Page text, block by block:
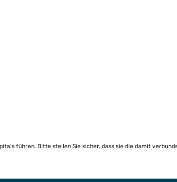
führen. Bitte stellen Sie sicher, dass sie die damit